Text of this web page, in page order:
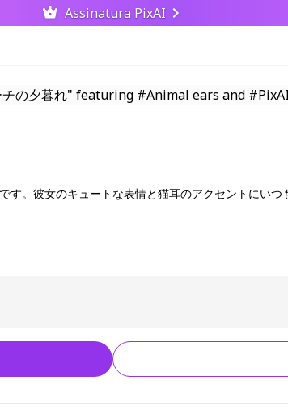
Assinatura PixAI
。彼女のキュートな表情と猫耳のアクセントにい